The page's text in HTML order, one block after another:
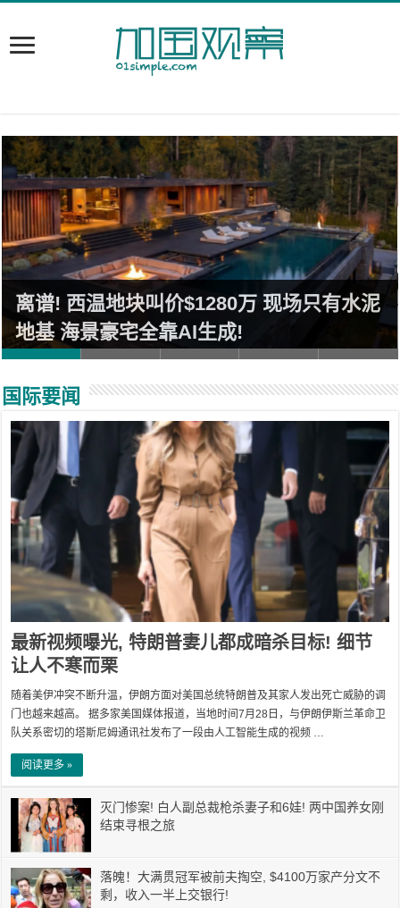
离谱! 西温地块叫价$1280万 现场只有水泥
地基 海景豪宅全靠AI生成!
国际要闻
最新视频曝光, 特朗普妻儿都成暗杀目标! 细节
让人不寒而栗
随着美伊冲突不断升温，伊朗方面对美国总统特朗普及其家人发出死亡威胁的调
门也越来越高。 据多家美国媒体报道，当地时间7月28日，与伊朗伊斯兰革命卫
队关系密切的塔斯尼姆通讯社发布了一段由人工智能生成的视频 …
阅读更多 »
灭门惨案! 白人副总裁枪杀妻子和6娃! 两中国养女刚
结束寻根之旅
落魄！大满贯冠军被前夫掏空, $4100万家产分文不
剩，收入一半上交银行!